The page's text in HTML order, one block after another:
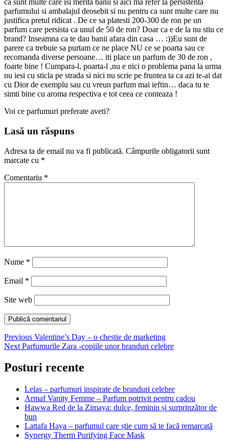
ca sunt multe care isi merita banii si aici ma refer la persistenta
parfumului si ambalajul deosebit si nu pentru ca sunt multe care nu
justifica pretul ridicat . De ce sa platesti 200-300 de ron pe un
parfum care persista ca unul de 50 de ron? Doar ca e de la nu stiu ce
brand? Inseamna ca te dau banii afara din casa … :))Eu sunt de
parere ca trebuie sa purtam ce ne place NU ce se poarta sau ce
recomanda diverse persoane… iti place un parfum de 30 de ron ,
foarte bine ! Cumpara-l, poarta-l ,nu e nici o problema pana la urma
nu iesi cu sticla pe strada si nici nu scrie pe fruntea ta ca azi te-ai dat
cu Dior de exemplu sau cu vreun parfum mai ieftin… daca tu te
simti bine cu aroma respectiva e tot ceea ce conteaza !
Voi ce parfumuri preferate aveti?
Lasă un răspuns
Adresa ta de email nu va fi publicată. Câmpurile obligatorii sunt
marcate cu *
Comentariu *
Nume *
Email *
Site web
Navigare
în
articole
Previous Previous
post:
Valentine’s Day – o chestie de marketing
Next Next
Parfumurile Zara -copiile unor branduri celebre
Posturi recente
Lelas – parfumuri inspirate de branduri celebre
Armaf Vanity Femme – Parfum potrivit pentru cadou
Hawwa Red de la Zimaya: dulce, feminin și surprinzător de
bun
Lattafa Haya – parfumul care știe cum să te facă remarcată
Synergy Therm Purifying Face Mask